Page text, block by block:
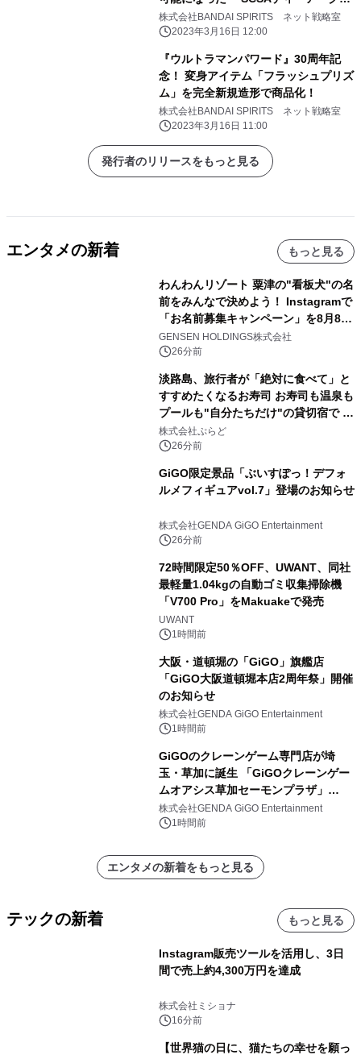
ver.松田啓人ULTIMATE」が登場
株式会社BANDAI SPIRITS ネット戦略室
2023年3月16日 12:00
『ウルトラマンパワード』30周年記
念！ 変身アイテム「フラッシュプリズ
ム」を完全新規造形で商品化！
株式会社BANDAI SPIRITS ネット戦略室
2023年3月16日 11:00
発行者のリリースをもっと見る
エンタメの新着 もっと見る
わんわんリゾート 粟津の"看板犬"の名
前をみんなで決めよう！ Instagramで
「お名前募集キャンペーン」を8月8日
(土)より開催
GENSEN HOLDINGS株式会社
26分前
淡路島、旅行者が「絶対に食べて」と
すすめたくなるお寿司 お寿司も温泉も
プールも"自分たちだけ"の貸切宿で 1
日1組限定「岩屋温泉 絵島別庭 海と
森」の握り寿司プラン
株式会社ぷらど
26分前
GiGO限定景品「ぶいすぽっ！デフォ
ルメフィギュアvol.7」登場のお知らせ
株式会社GENDA GiGO Entertainment
26分前
72時間限定50％OFF、UWANT、同社
最軽量1.04kgの自動ゴミ収集掃除機
「V700 Pro」をMakuakeで発売
UWANT
1時間前
大阪・道頓堀の「GiGO」旗艦店
「GiGO大阪道頓堀本店2周年祭」開催
のお知らせ
株式会社GENDA GiGO Entertainment
1時間前
GiGOのクレーンゲーム専門店が埼
玉・草加に誕生 「GiGOクレーンゲー
ムオアシス草加セーモンプラザ」
2026年8月7日(金)10時グランドオープ
ン
株式会社GENDA GiGO Entertainment
1時間前
エンタメの新着をもっと見る
テックの新着 もっと見る
Instagram販売ツールを活用し、3日
間で売上約4,300万円を達成
株式会社ミショナ
16分前
【世界猫の日に、猫たちの幸せを願っ